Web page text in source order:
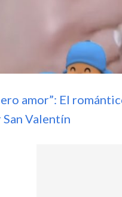
amor”: El
Valentín